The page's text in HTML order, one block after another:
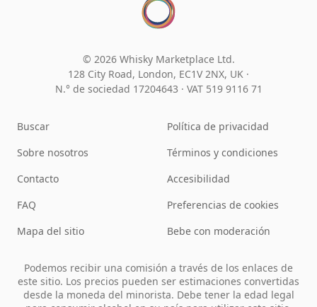
© 2026 Whisky Marketplace Ltd.
128 City Road, London, EC1V 2NX, UK ·
N.° de sociedad 17204643 · VAT 519 9116 71
Buscar
Sobre nosotros
Contacto
FAQ
Mapa del sitio
Política de privacidad
Términos y condiciones
Accesibilidad
Preferencias de cookies
Bebe con moderación
Podemos recibir una comisión a través de los enlaces de
este sitio. Los precios pueden ser estimaciones convertidas
desde la moneda del minorista. Debe tener la edad legal